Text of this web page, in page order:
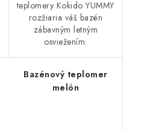
teplomery Kokido YUMMY
rozžiaria váš bazén
zábavným letným
osviežením.
Bazénový teplomer
melón